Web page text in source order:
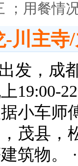
；用餐情
-川主寺
发，
19:00-
小车师
茂县，
筑物。